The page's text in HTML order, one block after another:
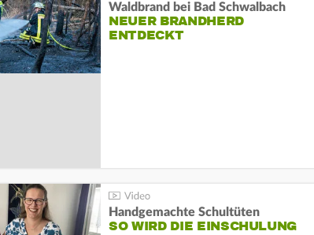
Waldbrand bei Bad Schwalbach
NEUER BRANDHERD
ENTDECKT
Handgemachte Schultüten
SO WIRD DIE EINSCHULUNG